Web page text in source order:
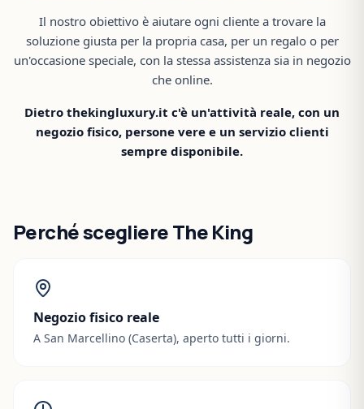
Il nostro obiettivo è aiutare ogni cliente a trovare la
soluzione giusta per la propria casa, per un regalo o per
un'occasione speciale, con la stessa assistenza sia in negozio
che online.
Dietro thekingluxury.it c'è un'attività reale, con un
negozio fisico, persone vere e un servizio clienti
sempre disponibile.
Perché scegliere The King
Negozio fisico reale
A San Marcellino (Caserta), aperto tutti i giorni.